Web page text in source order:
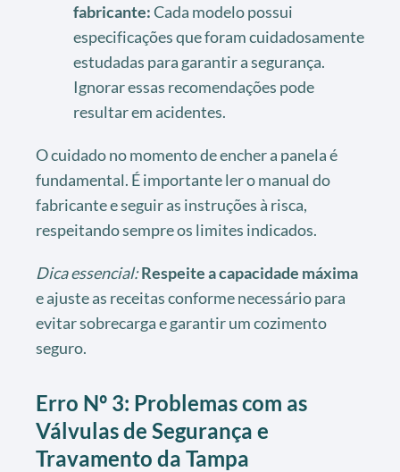
fabricante:Cada modelo possui
especificações que foram cuidadosamente
estudadas para garantir a segurança.
Ignorar essas recomendações pode
resultar em acidentes.
O cuidado no momento de encher a panela é
fundamental. É importante ler o manual do
fabricante e seguir as instruções à risca,
respeitando sempre os limites indicados.
Dica essencial:Respeite a capacidade máxima
e ajuste as receitas conforme necessário para
evitar sobrecarga e garantir um cozimento
seguro.
Erro Nº 3: Problemas com as
Válvulas de Segurança e
Travamento da Tampa